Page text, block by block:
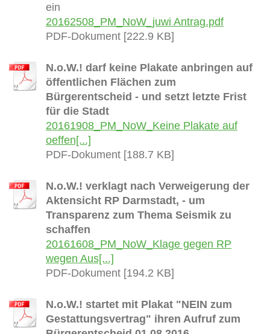
ein
20162508_PM_NoW_juwi Antrag.pdf
PDF-Dokument [222.9 KB]
N.o.W.! darf keine Plakate anbringen auf
öffentlichen Flächen zum
Bürgerentscheid - und setzt letzte Frist
für die Stadt
20161908_PM_NoW_Keine Plakate auf
oeffen[...]
PDF-Dokument [188.7 KB]
N.o.W.! verklagt nach Verweigerung der
Aktensicht RP Darmstadt, - um
Transparenz zum Thema Seismik zu
schaffen
20161608_PM_NoW_Klage gegen RP
wegen Aus[...]
PDF-Dokument [194.2 KB]
N.o.W.! startet mit Plakat "NEIN zum
Gestattungsvertrag" ihren Aufruf zum